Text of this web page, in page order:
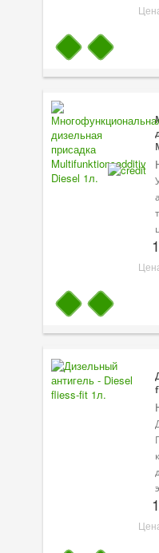
Оборудование
Клеи и герметики
Уход за
Смазки
Специальные
Велосипедная
Масла для
Оружейное масло
Промышленная
Зимняя